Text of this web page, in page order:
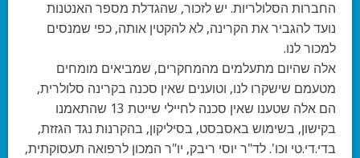
החברות הסלולריות. יש לזכור, שהגדלת מספר האנטנות
נועד להגביר את הקרינה, לא להקטין אותה, כפי שמנסים
למכור לנו.
אלה שהיום מתעלמים מהמחקרים, שמביאים מומחים
מטעמם שישקרו לנו, וטוענים שאין סכנה בקרינה סלולרית,
הם אלה שטענו שאין סכנה לחיילי שייטת 13 שהתאמנו
בקישון, בשימוש באסבסט, בסיליקון, בהקרנות נגד הגזזת,
בדי.די.טי וכו'. לד"ר יוסי ריבק, יו"ר המכון לרפואה תעסוקתית,